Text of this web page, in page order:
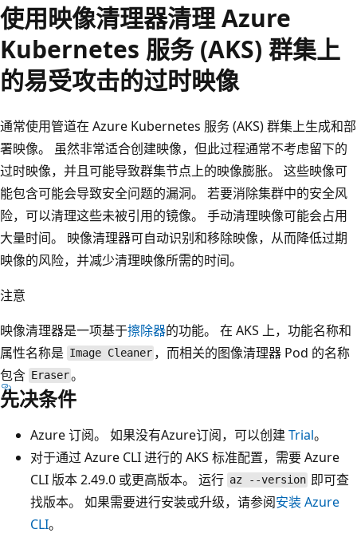
使用映像清理器清理 Azure
Kubernetes 服务 (AKS) 群集上
的易受攻击的过时映像
通常使用管道在 Azure Kubernetes 服务 (AKS) 群集上生成和部
署映像。 虽然非常适合创建映像，但此过程通常不考虑留下的
过时映像，并且可能导致群集节点上的映像膨胀。 这些映像可
能包含可能会导致安全问题的漏洞。 若要消除集群中的安全风
险，可以清理这些未被引用的镜像。 手动清理映像可能会占用
大量时间。 映像清理器可自动识别和移除映像，从而降低过期
映像的风险，并减少清理映像所需的时间。
注意
映像清理器是一项基于擦除器的功能。 在 AKS 上，功能名称和
属性名称是 Image Cleaner ，而相关的图像清理器 Pod 的名称
包含 Eraser。
先决条件
Azure 订阅。 如果没有Azure订阅，可以创建Trial。
对于通过 Azure CLI 进行的 AKS 标准配置，需要 Azure
CLI 版本 2.49.0 或更高版本。 运行 az --version 即可查
找版本。 如果需要进行安装或升级，请参阅安装 Azure
CLI。